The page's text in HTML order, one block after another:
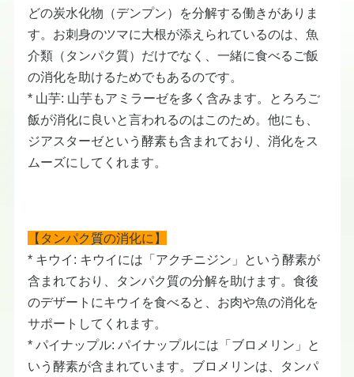
どの炭水化物（デンプン）を分解する働きがありま
す。お刺身のツマに大根が添えられているのは、魚
介類（タンパク質）だけでなく、一緒に食べるご飯
の消化を助けるためでもあるのです。
* 山芋: 山芋もアミラーゼを多く含みます。とろろご
飯が消化に良いと言われるのはこのため。他にも、
ジアスターゼという酵素も含まれており、消化をス
ムーズにしてくれます。
【タンパク質の消化に】
* キウイ: キウイには「アクチニジン」という酵素が
含まれており、タンパク質の分解を助けます。食後
のデザートにキウイを食べると、お肉や魚の消化を
サポートしてくれます。
* パイナップル: パイナップルには「ブロメリン」と
いう酵素が含まれています。ブロメリンは、タンパ